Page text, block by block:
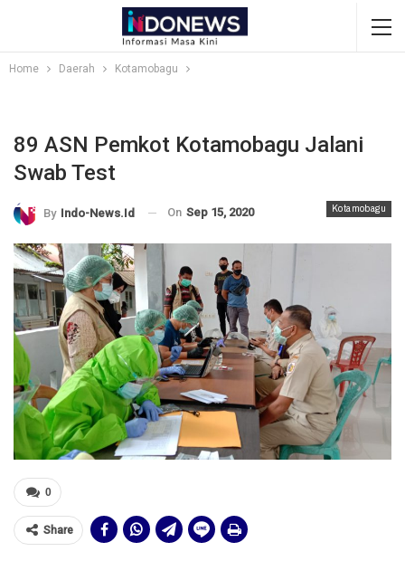
Home Daerah Kotamobagu
89 ASN Pemkot Kotamobagu Jalani
Swab Test
Kotamobagu
By Indo-News.id On Sep 15, 2020
0
Share